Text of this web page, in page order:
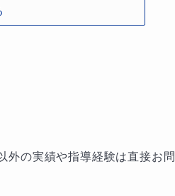
言えないまま、不安を抱え続
けず、自信をなくしてしまっ
外の実績や指導経験は直接お問